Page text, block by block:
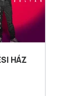
HÁZ